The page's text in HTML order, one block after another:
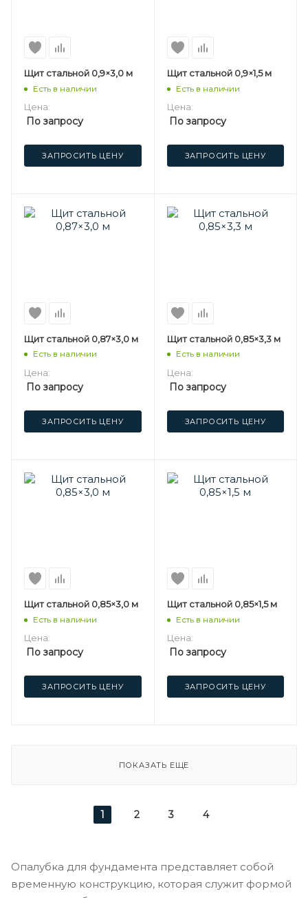
Щит стальной 0,9×3,0 м
Есть в наличии
Цена:
По запросу
ЗАПРОСИТЬ ЦЕНУ
Щит стальной 0,9×1,5 м
Есть в наличии
Цена:
По запросу
ЗАПРОСИТЬ ЦЕНУ
Щит стальной 0,87×3,0 м
Есть в наличии
Цена:
По запросу
ЗАПРОСИТЬ ЦЕНУ
Щит стальной 0,85×3,3 м
Есть в наличии
Цена:
По запросу
ЗАПРОСИТЬ ЦЕНУ
Щит стальной 0,85×3,0 м
Есть в наличии
Цена:
По запросу
ЗАПРОСИТЬ ЦЕНУ
Щит стальной 0,85×1,5 м
Есть в наличии
Цена:
По запросу
ЗАПРОСИТЬ ЦЕНУ
ПОКАЗАТЬ ЕЩЕ
1 2 3 4
Опалубка для фундамента представляет собой
временную конструкцию, которая служит формой